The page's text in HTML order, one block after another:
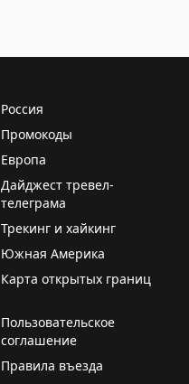
Россия
Промокоды
Европа
Дайджест тревел-
телеграма
Трекинг и хайкинг
Южная Америка
Карта открытых границ
Пользовательское
соглашение
Правила въезда